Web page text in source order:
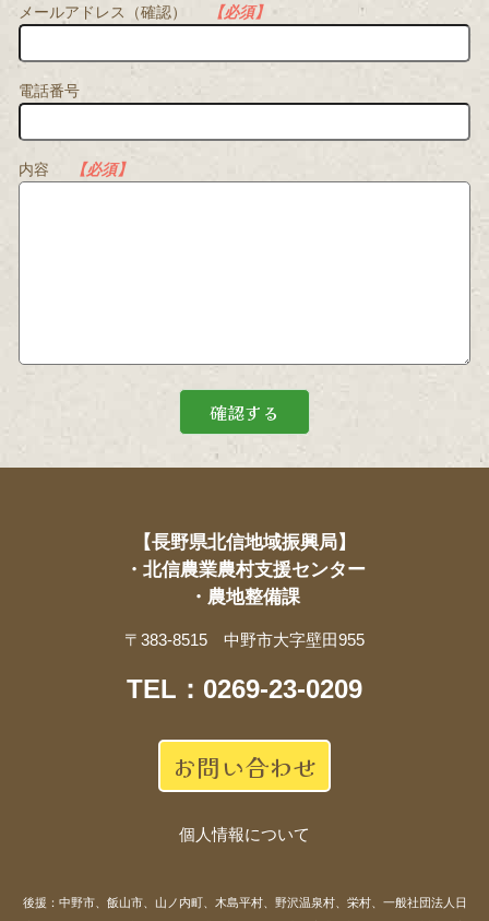
メールアドレス（確認） 【必須】
電話番号
内容 【必須】
確認する
【長野県北信地域振興局】
・北信農業農村支援センター
・農地整備課
〒383-8515 中野市大字壁田955
TEL：0269-23-0209
お問い合わせ
個人情報について
後援：中野市、飯山市、山ノ内町、木島平村、野沢温泉村、栄村、一般社団法人日